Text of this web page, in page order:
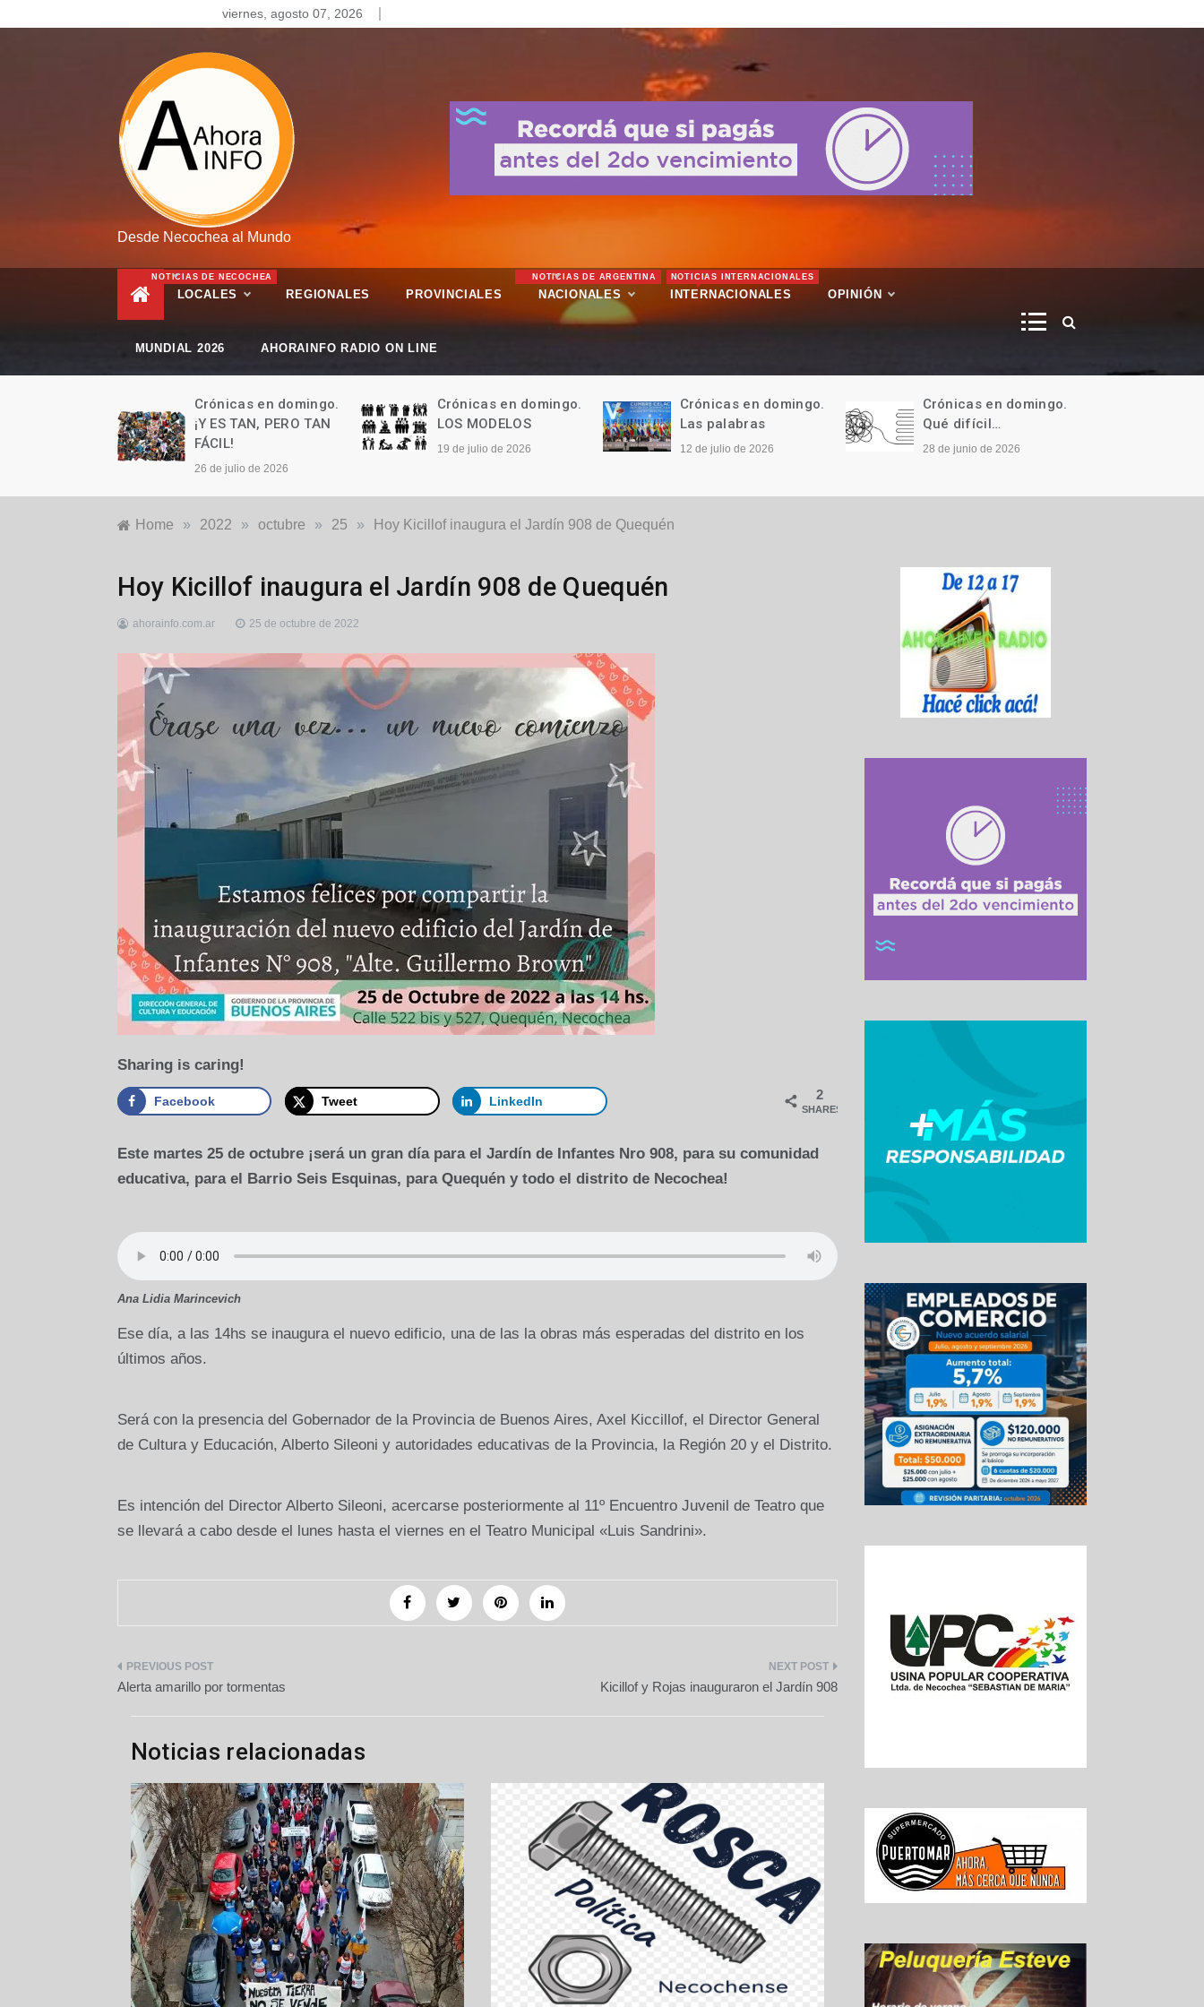
to
viernes, agosto 07, 2026
Desde Necochea al Mundo
LOCALES
NOTICIAS DE NECOCHEA
REGIONALES PROVINCIALES NACIONALES
NOTICIAS DE ARGENTINA
INTERNACIONALES
NOTICIAS INTERNACIONALES
OPINIÓN
MUNDIAL 2026 AHORAINFO RADIO ON LINE
Crónicas en domingo.
¡Y ES TAN, PERO TAN
FÁCIL!
26 de julio de 2026
Crónicas en domingo.
LOS MODELOS
19 de julio de 2026
Crónicas en domingo.
Las palabras
12 de julio de 2026
Crónicas en domingo.
Qué difícil…
28 de junio de 2026
Home » 2022 » octubre » 25 » Hoy Kicillof inaugura el Jardín 908 de Quequén
Educación ,
Locales
Hoy Kicillof inaugura el Jardín 908 de Quequén
ahorainfo.com.ar 25 de octubre de 2022
Sharing is caring!
2
SHARES
Facebook Tweet LinkedIn
Este martes 25 de octubre ¡será un gran día para el Jardín de Infantes Nro 908, para su comunidad
educativa, para el Barrio Seis Esquinas, para Quequén y todo el distrito de Necochea!
Ana Lidia Marincevich
Ese día, a las 14hs se inaugura el nuevo edificio, una de las la obras más esperadas del distrito en los
últimos años.
Será con la presencia del Gobernador de la Provincia de Buenos Aires, Axel Kiccillof, el Director General
de Cultura y Educación, Alberto Sileoni y autoridades educativas de la Provincia, la Región 20 y el Distrito.
Es intención del Director Alberto Sileoni, acercarse posteriormente al 11º Encuentro Juvenil de Teatro que
se llevará a cabo desde el lunes hasta el viernes en el Teatro Municipal «Luis Sandrini».
Navegación
de
entradas
Alerta amarillo por tormentas Kicillof y Rojas inauguraron el Jardín 908
Noticias relacionadas